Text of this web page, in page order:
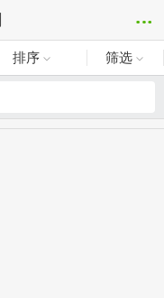
排序 筛选